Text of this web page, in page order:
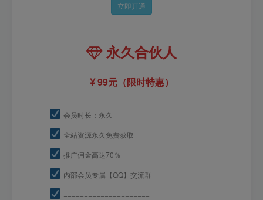
立即开通
永久合伙人
99元（限时特惠）
会员时长：永久
全站资源永久免费获取
推广佣金高达70％
内部会员专属【QQ】交流群
=====================